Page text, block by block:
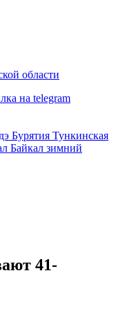
области
Бурятия Тункинская
Байкал зимний
41-